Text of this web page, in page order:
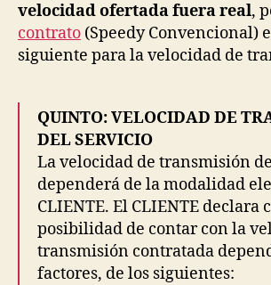
velocidad ofertada fuera real,
contrato (Speedy Convencional)
siguiente para la velocidad de
QUINTO: VELOCIDAD DE
DEL SERVICIO
La velocidad de transmisión
dependerá de la modalidad
CLIENTE. El CLIENTE declara
posibilidad de contar con la
transmisión contratada
factores, de los siguientes: